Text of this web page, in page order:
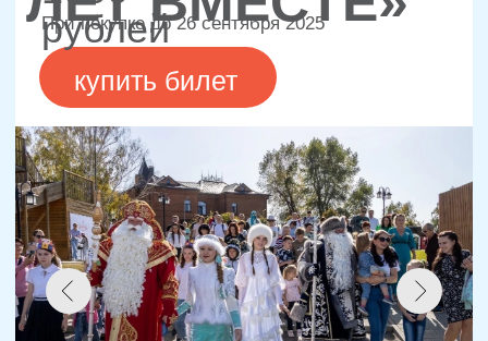
ПРОГРАММА
ФЕСТИВАЛЯ